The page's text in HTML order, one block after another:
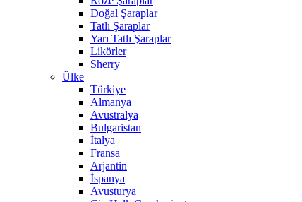
Doğal Şaraplar
Tatlı Şaraplar
Yarı Tatlı Şaraplar
Likörler
Sherry
Ülke
Türkiye
Almanya
Avustralya
Bulgaristan
İtalya
Fransa
Arjantin
İspanya
Avusturya